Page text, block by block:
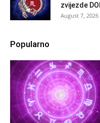
zvijezde
August 7, 2026
Popularno